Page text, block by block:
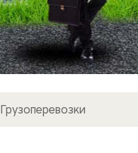
Грузоперевозки